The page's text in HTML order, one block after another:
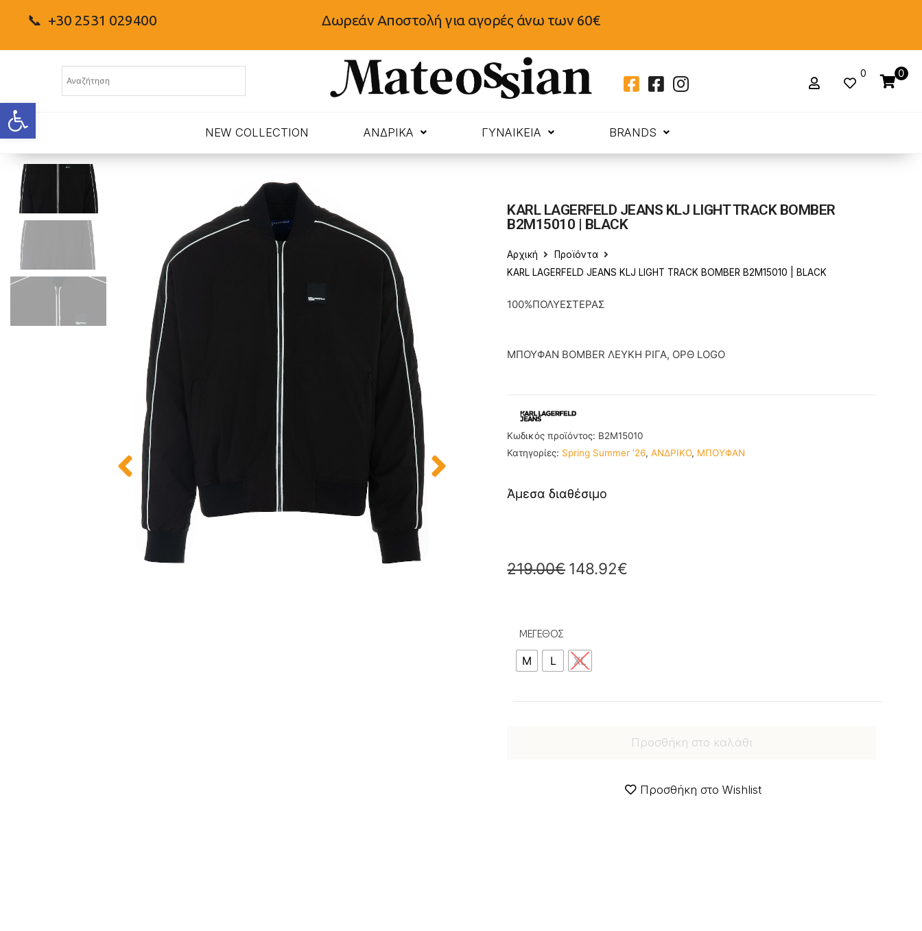
Ανοίξτε τη γραμμή εργαλείων
📞 +30 2531 029400 Δωρεάν Αποστολή για αγορές άνω των 60€
0 0
NEW COLLECTION ΑΝΔΡΙΚΑ ΓΥΝΑΙΚΕΙΑ BRANDS
KARL LAGERFELD JEANS KLJ LIGHT TRACK BOMBER
B2M15010 | BLACK
Αρχική
Προϊόντα
KARL LAGERFELD JEANS KLJ LIGHT TRACK BOMBER B2M15010 | BLACK
100%ΠΟΛΥΕΣΤΕΡΑΣ
ΜΠΟΥΦΑΝ BOMBER ΛΕΥΚΗ ΡΙΓΑ, ΟΡΘ LOGO
Κωδικός προϊόντος: B2M15010
Κατηγορίες: Spring Summer '26,ΑΝΔΡΙΚΟ, ΜΠΟΥΦΑΝ
Άμεσα διαθέσιμο
219.00€ 148.92€
ΜΕΓΕΘΟΣ
M L XL
Προσθήκη στο καλάθι
Προσθήκη στο Wishlist